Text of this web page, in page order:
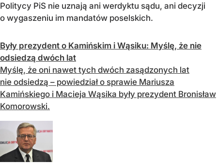
Politycy PiS nie uznają ani werdyktu sądu, ani decyzji
o wygaszeniu im mandatów poselskich.
Były prezydent o Kamińskim i Wąsiku: Myślę, że nie
odsiedzą dwóch lat
Myślę, że oni nawet tych dwóch zasądzonych lat
nie odsiedzą – powiedział o sprawie Mariusza
Kamińskiego i Macieja Wąsika były prezydent Bronisław
Komorowski.